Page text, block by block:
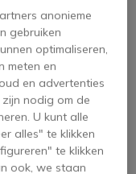
IMPACT 1060
anonieme
gebruiken
optimaliseren,
meten en
en advertenties
nodig om de
U kunt alle
alles" te klikken
te klikken
ook, we staan